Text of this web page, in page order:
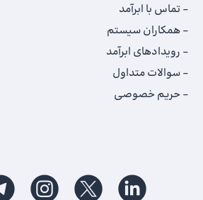
تماس با ابرآمد
همکاران سیستم
رویدادهای ابرآمد
سوالات متداول
حریم خصوصی